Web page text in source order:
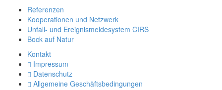
Referenzen
Kooperationen und Netzwerk
Unfall- und Ereignismeldesystem CIRS
Bock auf Natur
Kontakt
Impressum
Datenschutz
Allgemeine Geschäftsbedingungen